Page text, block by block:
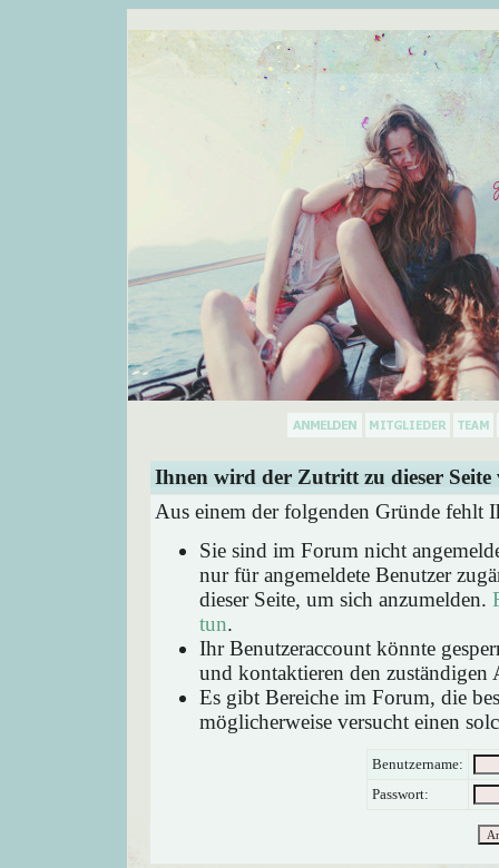
Ihnen wird der Zutritt zu dieser Seite
Aus einem der folgenden Gründe fehlt
Sie sind im Forum nicht
nur für angemeldete Benutzer
dieser Seite, um sich anzumelden.
tun.
Ihr Benutzeraccount könnte
und kontaktieren den zuständigen
Es gibt Bereiche im Forum, die
möglicherweise versucht einen
Benutzername:
Passwort: